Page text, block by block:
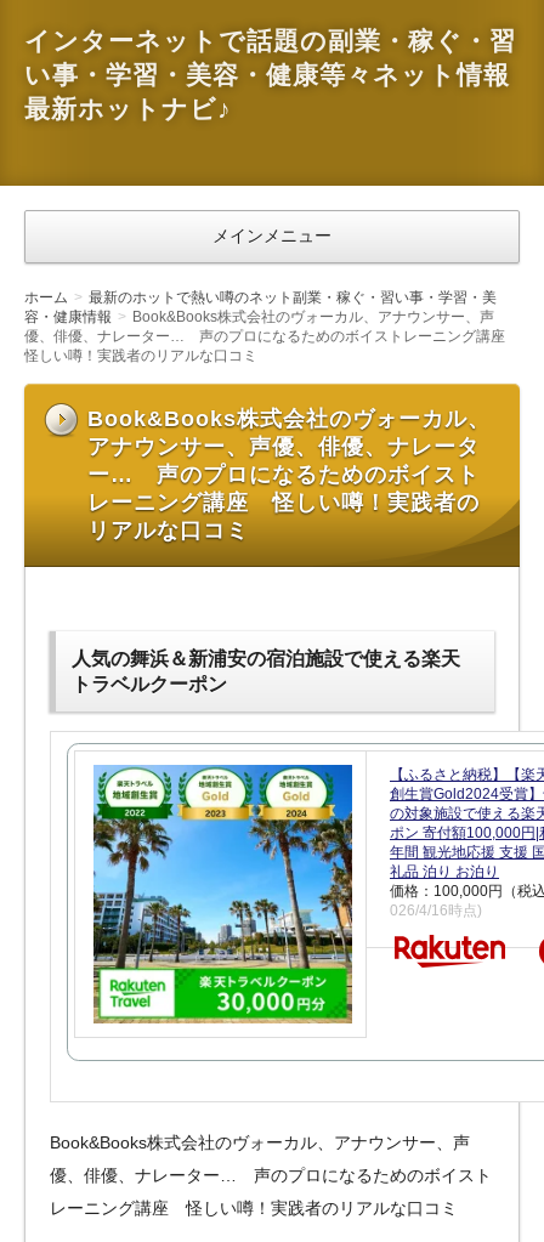
インターネットで話題の副業・稼ぐ・習
い事・学習・美容・健康等々ネット情報
最新ホットナビ♪
メインメニュー
ホーム
最新のホットで熱い噂のネット副業・稼ぐ・習い事・学習・美
容・健康情報
Book&Books株式会社のヴォーカル、アナウンサー、声
優、俳優、ナレーター… 声のプロになるためのボイストレーニング講座
怪しい噂！実践者のリアルな口コミ
Book&Books株式会社のヴォーカル、
アナウンサー、声優、俳優、ナレータ
ー… 声のプロになるためのボイスト
レーニング講座 怪しい噂！実践者の
リアルな口コミ
人気の舞浜＆新浦安の宿泊施設で使える楽天
トラベルクーポン
【ふるさと納税】【楽
創生賞Gold2024受賞
の対象施設で使える楽
ポン 寄付額100,000円|
年間 観光地応援 支援
礼品 泊り お泊り
価格：100,000円（税
026/4/16時点)
Book&Books株式会社のヴォーカル、アナウンサー、声
優、俳優、ナレーター… 声のプロになるためのボイスト
レーニング講座 怪しい噂！実践者のリアルな口コミ